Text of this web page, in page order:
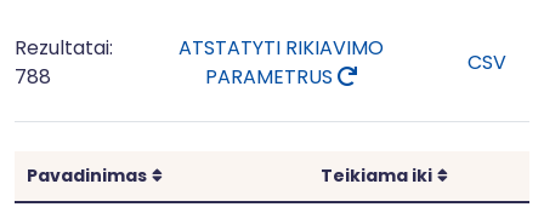
Rezultatai:
788
ATSTATYTI RIKIAVIMO
PARAMETRUS
CSV
Pavadinimas Rikiuoti Teikiama iki Rikiuoti